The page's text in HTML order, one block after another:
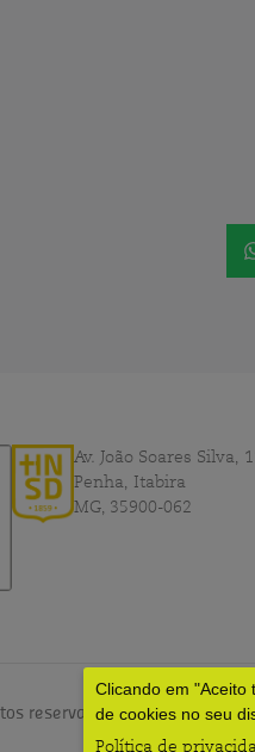
Clicando em "Aceito
de cookies no seu
Política de
Av. João Soares Silva,
Penha, Itabira
MG, 35900-062
reservados © 2024 – HNSD